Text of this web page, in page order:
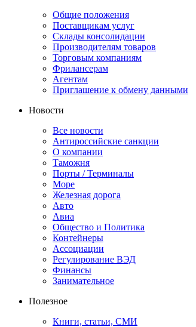
Общие положения
Поставщикам услуг
Склады консолидации
Производителям товаров
Торговым компаниям
Фрилансерам
Агентам
Приглашение к обмену данными
Новости
Все новости
Антироссийские санкции
О компании
Таможня
Порты / Терминалы
Море
Железная дорога
Авто
Авиа
Общество и Политика
Контейнеры
Ассоциации
Регулирование ВЭД
Финансы
Занимательное
Полезное
Книги, статьи, СМИ